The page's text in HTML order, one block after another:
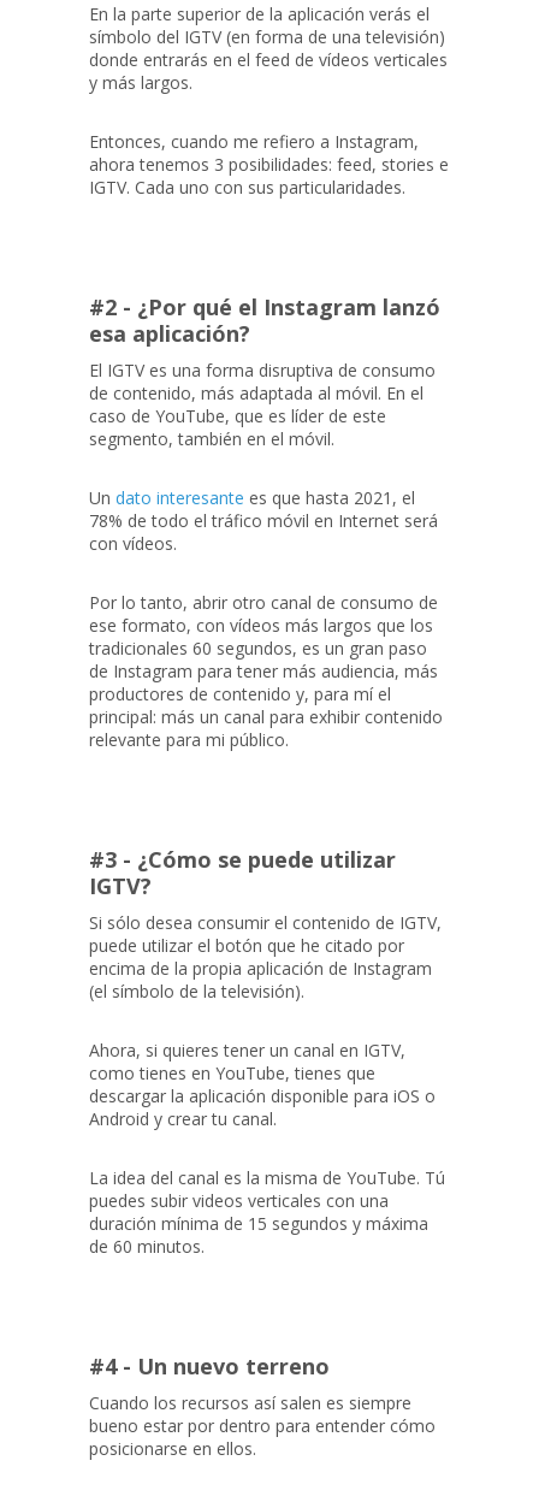
En la parte superior de la aplicación verás el
símbolo del IGTV (en forma de una televisión)
donde entrarás en el feed de vídeos verticales
y más largos.
Entonces, cuando me refiero a Instagram,
ahora tenemos 3 posibilidades: feed, stories e
IGTV. Cada uno con sus particularidades.
#2 - ¿Por qué el Instagram lanzó
esa aplicación?
El IGTV es una forma disruptiva de consumo
de contenido, más adaptada al móvil. En el
caso de YouTube, que es líder de este
segmento, también en el móvil.
Un dato interesante es que hasta 2021, el
78% de todo el tráfico móvil en Internet será
con vídeos.
Por lo tanto, abrir otro canal de consumo de
ese formato, con vídeos más largos que los
tradicionales 60 segundos, es un gran paso
de Instagram para tener más audiencia, más
productores de contenido y, para mí el
principal: más un canal para exhibir contenido
relevante para mi público.
#3 - ¿Cómo se puede utilizar
IGTV?
Si sólo desea consumir el contenido de IGTV,
puede utilizar el botón que he citado por
encima de la propia aplicación de Instagram
(el símbolo de la televisión).
Ahora, si quieres tener un canal en IGTV,
como tienes en YouTube, tienes que
descargar la aplicación disponible para iOS o
Android y crear tu canal.
La idea del canal es la misma de YouTube. Tú
puedes subir videos verticales con una
duración mínima de 15 segundos y máxima
de 60 minutos.
#4 - Un nuevo terreno
Cuando los recursos así salen es siempre
bueno estar por dentro para entender cómo
posicionarse en ellos.